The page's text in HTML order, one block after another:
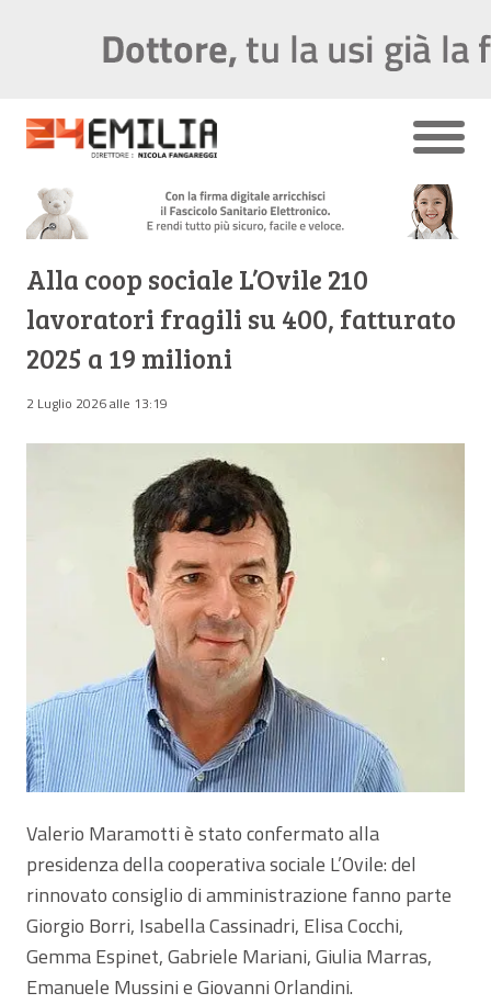
Alla coop sociale L’Ovile 210
lavoratori fragili su 400, fatturato
2025 a 19 milioni
2 Luglio 2026 alle 13:19
Valerio Maramotti è stato confermato alla
presidenza della cooperativa sociale L’Ovile: del
rinnovato consiglio di amministrazione fanno parte
Giorgio Borri, Isabella Cassinadri, Elisa Cocchi,
Gemma Espinet, Gabriele Mariani, Giulia Marras,
Emanuele Mussini e Giovanni Orlandini.